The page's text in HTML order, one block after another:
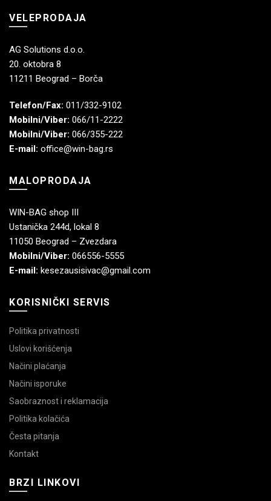
VELEPRODAJA
AG Solutions d.o.o.
20. oktobra 8
11211 Beograd – Borča
Telefon/Fax: 011/332-9102
Mobilni/Viber: 066/11-2222
Mobilni/Viber: 066/355-222
E-mail: office@win-bag.rs
MALOPRODAJA
WIN-BAG shop III
Ustanička 244d, lokal 8
11050 Beograd – Zvezdara
Mobilni/Viber: 066556-5555
E-mail: kesezausisivac@gmail.com
KORISNIČKI SERVIS
Politika privatnosti
Uslovi korišćenja
Načini plaćanja
Načini isporuke
Saobraznost i reklamacija
Politika kolačića
Česta pitanja
Kontakt
BRZI LINKOVI